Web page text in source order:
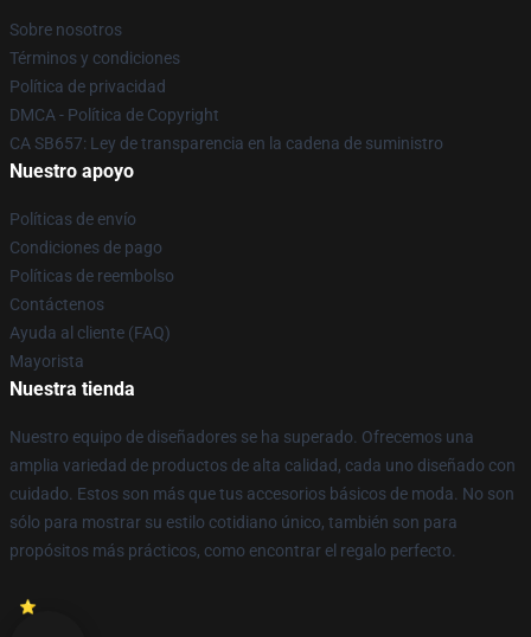
Sobre nosotros
Términos y condiciones
Política de privacidad
DMCA - Política de Copyright
CA SB657: Ley de transparencia en la cadena de suministro
Nuestro apoyo
Políticas de envío
Condiciones de pago
Políticas de reembolso
Contáctenos
Ayuda al cliente (FAQ)
Mayorista
Nuestra tienda
Nuestro equipo de diseñadores se ha superado. Ofrecemos una
amplia variedad de productos de alta calidad, cada uno diseñado con
cuidado. Estos son más que tus accesorios básicos de moda. No son
sólo para mostrar su estilo cotidiano único, también son para
propósitos más prácticos, como encontrar el regalo perfecto.